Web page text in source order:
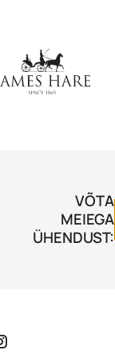
VÕTA
MEIEGA
ÜHENDUST: